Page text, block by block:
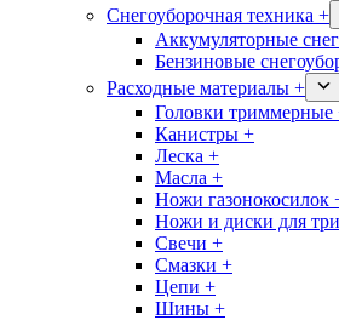
Снегоуборочная техника +
Аккумуляторные
Бензиновые
Расходные материалы +
Головки триммерные
Канистры +
Леска +
Масла +
Ножи газонокосилок
Ножи и диски для
Свечи +
Смазки +
Цепи +
Шины +